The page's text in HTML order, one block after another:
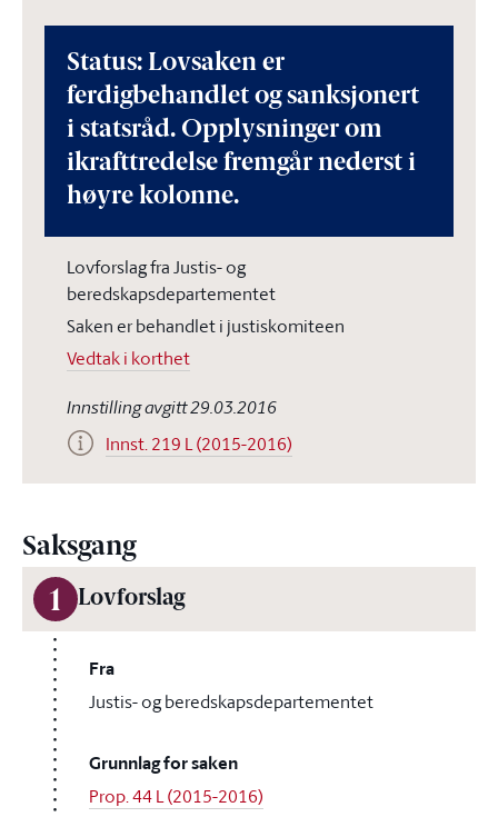
Status: Lovsaken er
ferdigbehandlet og sanksjonert
i statsråd. Opplysninger om
ikrafttredelse fremgår nederst i
høyre kolonne.
Lovforslag fra Justis- og
beredskapsdepartementet
Saken er behandlet i justiskomiteen
Vedtak i korthet
Innstilling avgitt 29.03.2016
Innst. 219 L (2015-2016)
Saksgang
1 Lovforslag
Fra
Justis- og beredskapsdepartementet
Grunnlag for saken
Prop. 44 L (2015-2016)